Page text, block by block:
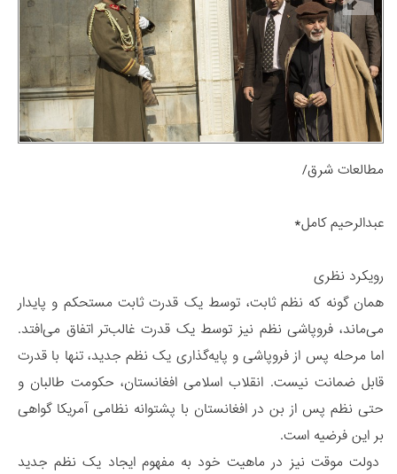
مطالعات شرق/
عبدالرحیم کامل*
رویکرد نظری
همان گونه که نظم ثابت، توسط یک قدرت ثابت مستحکم و پایدار
می‌ماند، فروپاشی نظم نیز توسط یک قدرت غالب‌تر اتفاق می‌افتد.
اما مرحله پس از فروپاشی و پایه‌گذاری یک نظم جدید، تنها با قدرت
قابل ضمانت نیست. انقلاب اسلامی افغانستان، حکومت طالبان و
حتی نظم پس از بن در افغانستان با پشتوانه نظامی آمریکا گواهی
بر این فرضیه است.
دولت موقت نیز در ماهیت خود به مفهوم ایجاد یک نظم جدید